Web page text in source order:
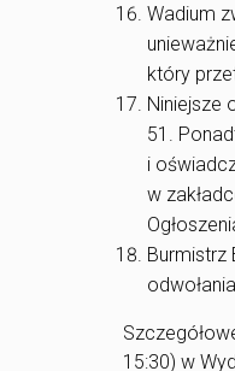
Wadium
który
Niniejsze
51.
i
w
Burmistrz
odwołania.
15:30) w